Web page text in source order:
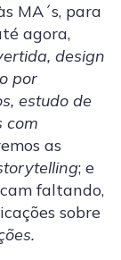
MA´s, para
agora,
design
por
estudo de
com
as
; e
faltando,
sobre